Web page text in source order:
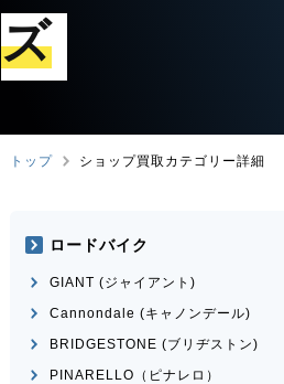
ズ
トップ ショップ買取カテゴリー詳細
ロードバイク
GIANT (ジャイアント)
Cannondale (キャノンデール)
BRIDGESTONE (ブリヂストン)
PINARELLO（ピナレロ）